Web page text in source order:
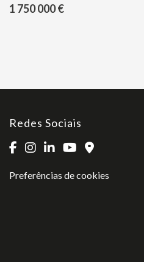
1 750 000 €
Redes Sociais
Preferências de cookies